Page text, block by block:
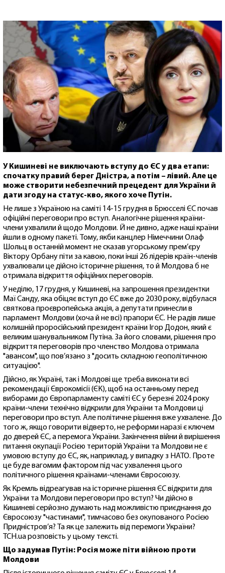
У Кишиневі не виключають вступу до ЄС у два етапи:
спочатку правий берег Дністра, а потім – лівий. Але це
може створити небезпечний прецедент для України й
дати згоду на статус-кво, якого хоче Путін.
Не лише з Україною на саміті 14-15 грудня в Брюсселі ЄС почав
офіційні переговори про вступ. Аналогічне рішення країни-
члени ухвалили й щодо Молдови. Й не дивно, адже наші країни
йшли в одному пакеті. Тому, якби канцлер Німеччини Олаф
Шольц в останній момент не сказав угорському прем’єру
Віктору Орбану піти за кавою, поки інші 26 лідерів країн-членів
ухвалювали це дійсно історичне рішення, то й Молдова б не
отримала відкриття офіційних переговорів.
У неділю, 17 грудня, у Кишиневі, на запрошення президентки
Маї Санду, яка обіцяє вступ до ЄС вже до 2030 року, відбулася
святкова проєвропейська акція, а депутати принесли в
парламент Молдови (хоча й не всі) прапори ЄС. Не радів лише
колишній проросійський президент країни Ігор Додон, який є
великим шанувальником Путіна. За його словами, рішення про
відкриття переговорів про членство Молдова отримала
"авансом", що пов’язано з "досить складною геополітичною
ситуацією".
Дійсно, як Україні, так і Молдові ще треба виконати всі
рекомендації Єврокомісії (ЄК), щоб на останньому перед
виборами до Європарламенту саміті ЄС у березні 2024 року
країни-члени технічно відкрили для України та Молдови ці
переговори про вступ. Але політичне рішення вже ухвалене. До
того ж, якщо говорити відверто, не реформи наразі є ключем
до дверей ЄС, а перемога України. Закінчення війни й вирішення
питання окупації Росією територій України та Молдови не є
умовою вступу до ЄС, як, наприклад, у випадку з НАТО. Проте
це буде вагомим фактором під час ухвалення цього
політичного рішення країнами-членами Євросоюзу.
Як Кремль відреагував на історичне рішення ЄС відкрити для
України та Молдови переговори про вступ? Чи дійсно в
Кишиневі серйозно думають над можливістю приєднання до
Євросоюзу "частинами", тимчасово без окупованого Росією
Придністров’я? Та як це залежить від перемоги України?
ТСН.ua розповість у цьому тексті.
Що задумав Путін: Росія може піти війною проти
Молдови